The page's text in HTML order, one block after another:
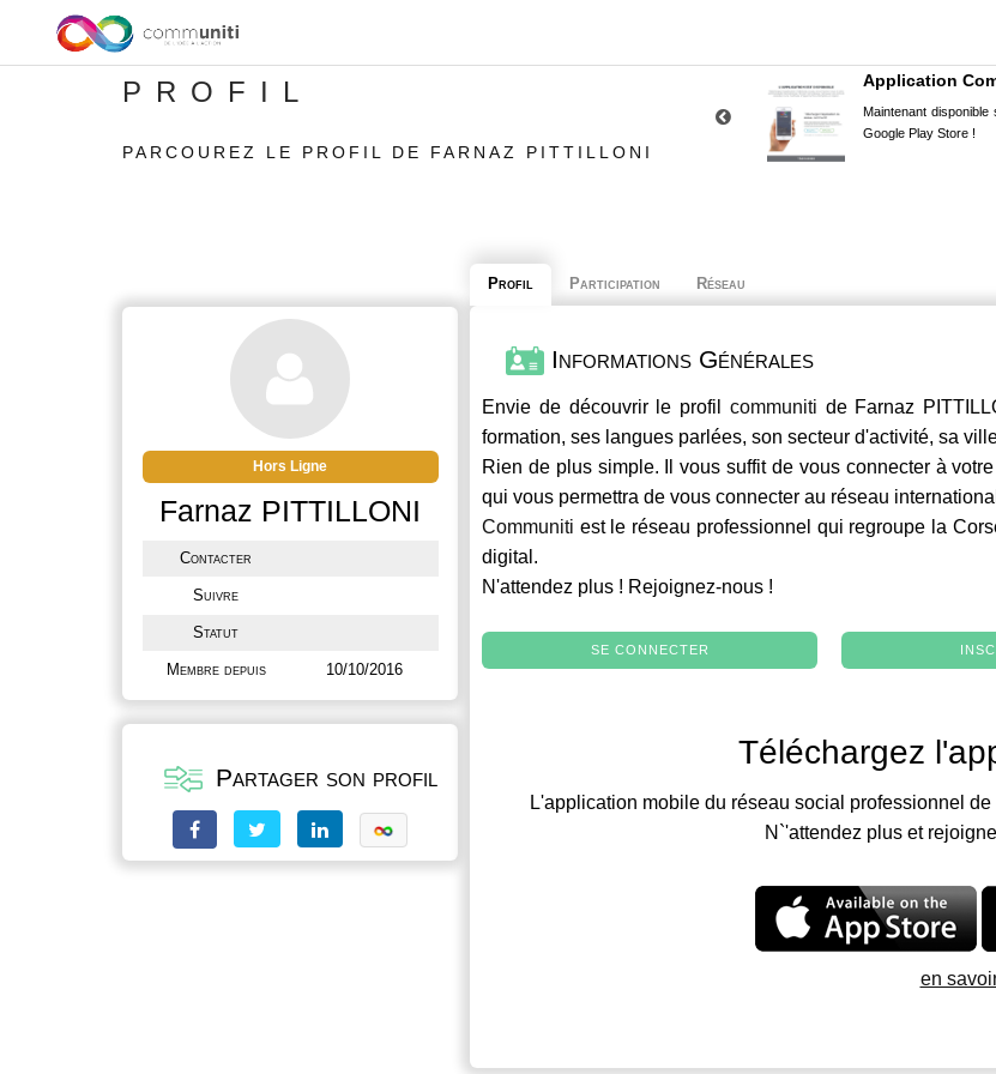
PROFIL
PARCOUREZ LE PROFIL DE FARNAZ PITTILLONI
Application
Maintenant disponible
Google Play Store !
Hors Ligne
Farnaz PITTILLONI
Contacter
Suivre
Statut
Membre depuis 10/10/2016
Partager son profil
Profil Participation Réseau
Informations Générales
Envie de découvrir le profil communiti de Farnaz
formation, ses langues parlées, son secteur d'activité, sa
Rien de plus simple. Il vous suffit de vous connecter à
qui vous permettra de vous connecter au réseau
Communiti est le réseau professionnel qui regroupe la
digital.
N'attendez plus ! Rejoignez-nous !
SE CONNECTER
Téléchargez
L'application mobile du réseau social professionnel
N`'attendez plus et
en